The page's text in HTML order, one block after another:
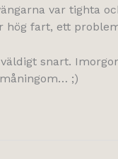
var tighta
fart, ett
snart.
;)